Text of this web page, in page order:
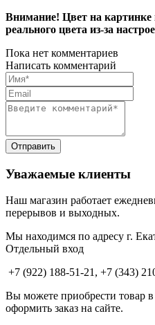
Внимание! Цвет на картинке
реального цвета из-за
Пока нет комментариев
Написать комментарий
Уважаемые клиенты
Наш магазин работает
перерывов и выходных.
Мы находимся по адресу г.
Отдельный вход
+7 (922) 188-51-21, +7 (343)
Вы можете приобрести товар
оформить заказ на сайте.